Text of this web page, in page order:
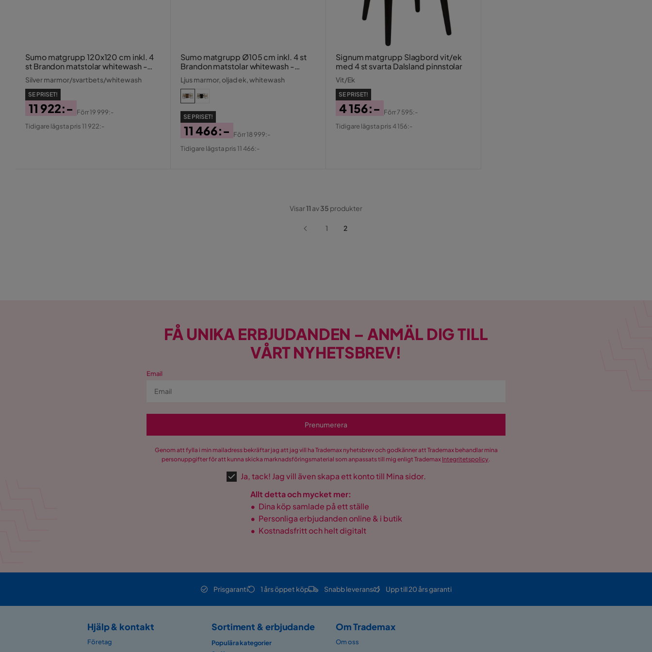
Sumo matgrupp 120x120 cm inkl. 4
st Brandon matstolar whitewash -
Svartbets / Silver marmor
Silver marmor/svartbets/whitewash
SE PRISET!
Pris
11 922:-
Original
Förr19 999:-
Tidigare lägsta pris 11 922:-
Sumo matgrupp Ø105 cm inkl. 4 st
Brandon matstolar whitewash -
Oljad ek / Ljus marmor
Ljus marmor, oljad ek, whitewash
SE PRISET!
Pris
11 466:-
Original
Förr18 999:-
Tidigare lägsta pris 11 466:-
Signum matgrupp Slagbord vit/ek
med 4 st svarta Dalsland pinnstolar
Vit/Ek
SE PRISET!
Pris
4 156:-
Original
Förr7 595:-
Tidigare lägsta pris 4 156:-
Visar11 av35 produkter
1 2
FÅ UNIKA ERBJUDANDEN – ANMÄL DIG TILL
VÅRT NYHETSBREV!
Email
Prenumerera
Genom att fylla i min mailadress bekräftar jag att jag vill ha Trademax nyhetsbrev och godkänner att Trademax behandlar mina
personuppgifter för att kunna skicka marknadsföringsmaterial som anpassats till mig enligt Trademax Integritetspolicy.
Ja, tack! Jag vill även skapa ett konto till Mina sidor.
Allt detta och mycket mer:
• Dina köp samlade på ett ställe
• Personliga erbjudanden online & i butik
• Kostnadsfritt och helt digitalt
Prisgaranti 1 års öppet köp Snabb leverans Upp till 20 års garanti
Hjälp & kontakt
Företag
Sortiment & erbjudande
Populära kategorier
Om Trademax
Om oss